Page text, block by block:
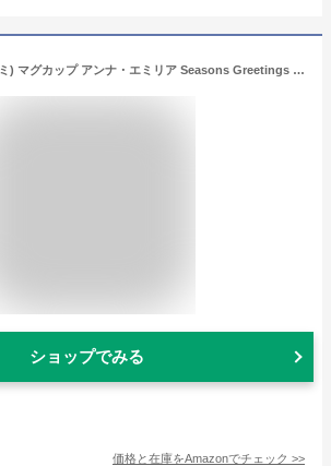
NARUMI(ナルミ) マグカップ アンナ・エミリア Seasons Greetings 340cc 電子レンジ温め 食洗機対応 51943-2923P
ショップでみる
価格と在庫をAmazonでチェック >>